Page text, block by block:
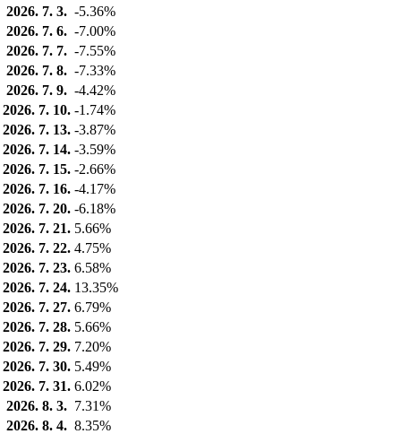
2026. 7. 3. -5.36%
2026. 7. 6. -7.00%
2026. 7. 7. -7.55%
2026. 7. 8. -7.33%
2026. 7. 9. -4.42%
2026. 7. 10. -1.74%
2026. 7. 13. -3.87%
2026. 7. 14. -3.59%
2026. 7. 15. -2.66%
2026. 7. 16. -4.17%
2026. 7. 20. -6.18%
2026. 7. 21. 5.66%
2026. 7. 22. 4.75%
2026. 7. 23. 6.58%
2026. 7. 24. 13.35%
2026. 7. 27. 6.79%
2026. 7. 28. 5.66%
2026. 7. 29. 7.20%
2026. 7. 30. 5.49%
2026. 7. 31. 6.02%
2026. 8. 3. 7.31%
2026. 8. 4. 8.35%